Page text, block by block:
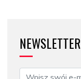
NEWSLETTER